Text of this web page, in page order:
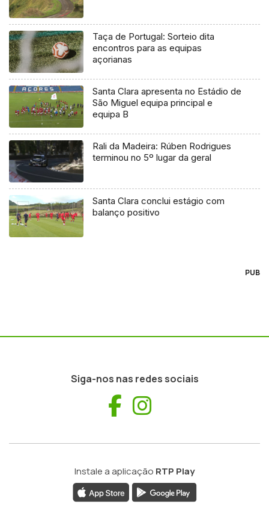
Taça de Portugal: Sorteio dita
encontros para as equipas
açorianas
Santa Clara apresenta no Estádio de
São Miguel equipa principal e
equipa B
Rali da Madeira: Rúben Rodrigues
terminou no 5º lugar da geral
Santa Clara conclui estágio com
balanço positivo
PUB
Siga-nos nas redes sociais
Facebook
Instale a aplicação RTP Play